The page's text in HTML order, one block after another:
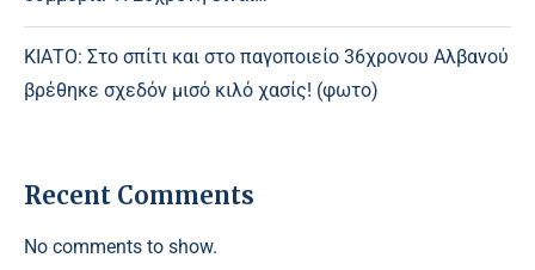
ΚΙΑΤΟ: Στο σπίτι και στο παγοποιείο 36χρονου Αλβανού
βρέθηκε σχεδόν μισό κιλό χασίς! (φωτο)
Recent Comments
No comments to show.